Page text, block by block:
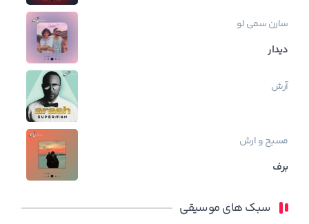
سارنسمی لو
دیدار
آرش
مسیح و ارش
برف
سبک های موسیقی